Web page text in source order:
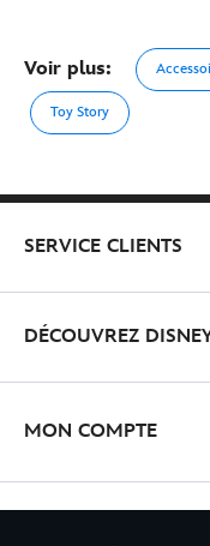
Voir plus:
Toy Story
SERVICE CLIENTS
DÉCOUVREZ
MON COMPTE